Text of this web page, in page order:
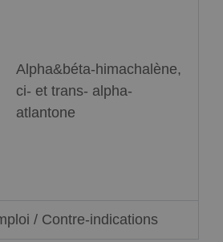
Alpha&béta-himachalène,
ci- et trans- alpha-
atlantone
/ Contre-indications